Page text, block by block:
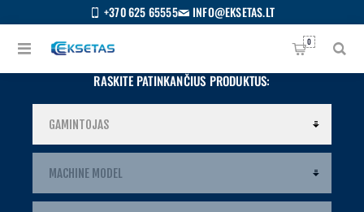
+370 625 65555 INFO@EKSETAS.LT
0
RASKITE PATINKANČIUS PRODUKTUS: